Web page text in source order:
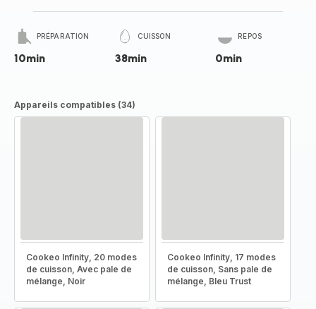
PRÉPARATION
10min
CUISSON
38min
REPOS
0min
Appareils compatibles (34)
Cookeo Infinity, 20 modes
de cuisson, Avec pale de
mélange, Noir
Cookeo Infinity, 17 modes
de cuisson, Sans pale de
mélange, Bleu Trust